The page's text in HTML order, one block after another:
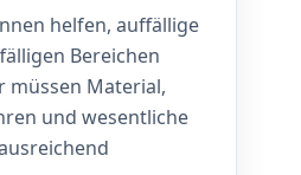
helfen, auffällige
Bereichen
müssen Material,
und wesentliche